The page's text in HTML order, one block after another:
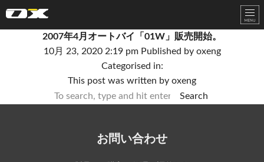
2007年4月オートバイ「01W」販売開始。
10月 23, 2020 2:19 pm Published by oxeng
Categorised in:
This post was written by oxeng
Search
お問い合わせ